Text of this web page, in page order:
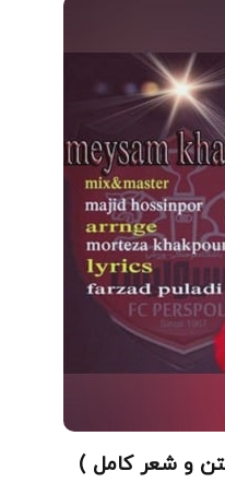
و شعر کامل )